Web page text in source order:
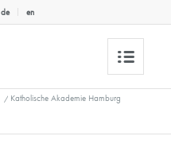
de en
/ Katholische Akademie Hamburg